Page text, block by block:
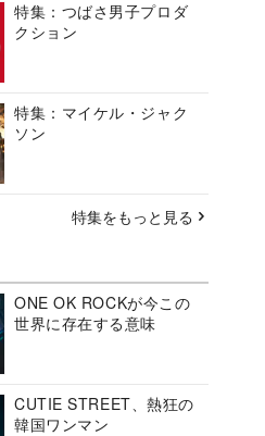
特集：つばさ男子プロダ
クション
特集：マイケル・ジャク
ソン
特集をもっと見る
ONE OK ROCKが今この
世界に存在する意味
CUTIE STREET、熱狂の
韓国ワンマン